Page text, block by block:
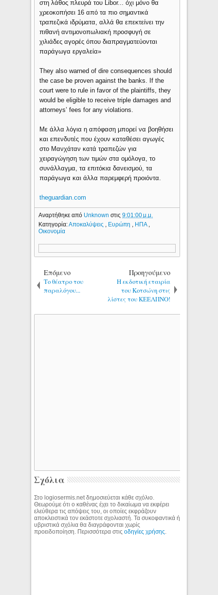
στη λάθος πλευρά του Libor... όχι μόνο θα
χρεοκοπήσει 16 από τα πιο σημαντικά
τραπεζικά ιδρύματα, αλλά θα επεκτείνει την
πιθανή αντιμονοπωλιακή προσφυγή σε
χιλιάδες αγορές όπου διαπραγματεύονται
παράγωγα εργαλεία»
They also warned of dire consequences should
the case be proven against the banks. If the
court were to rule in favor of the plaintiffs, they
would be eligible to receive triple damages and
attorneys’ fees for any violations.
Με άλλα λόγια η απόφαση μπορεί να βοηθήσει
και επενδυτές που έχουν καταθέσει αγωγές
στο Μανχάταν κατά τραπεζών για
χειραγώγηση των τιμών στα ομόλογα, το
συνάλλαγμα, τα επιτόκια δανεισμού, τα
παράγωγα και άλλα παρεμφερή προιόντα.
theguardian.com
Αναρτήθηκε από Unknownστις9:01:00 μ.μ.
Κατηγορία:Αποκαλύψεις , Ευρώπη , ΗΠΑ ,
Οικονομία
Επόμενο
Το θέατρο του
παραλόγου...
Προηγούμενο
Η εκδοτική εταιρία
του Κοτσώνη στις
λίστες του ΚΕΕΛΠΝΟ!
Σχόλια
Στο logiosermis.net δημοσιεύεται κάθε σχόλιο.
Θεωρούμε ότι ο καθένας έχει το δικαίωμα να εκφέρει
ελεύθερα τις απόψεις του, οι οποίες εκφράζουν
αποκλειστικά τον εκάστοτε σχολιαστή. Τα συκοφαντικά ή
υβριστικά σχόλια θα διαγράφονται χωρίς
προειδοποίηση. Περισσότερα στιςοδηγίες χρήσης.